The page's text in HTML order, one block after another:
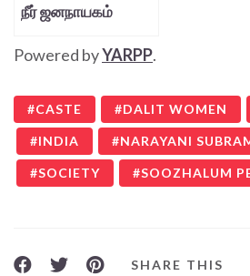
நீர் ஜனநாயகம்
Powered byYARPP.
CASTE DALIT WOMEN
INDIA NARAYANI
SOCIETY SOOZHALUM
SHARE THIS